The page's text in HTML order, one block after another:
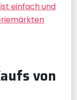
einfach und
von